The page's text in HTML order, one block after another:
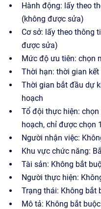
Hành động: lấy theo
(không được sửa)
Cơ sở: lấy theo thông
được sửa)
Mức độ ưu tiên: chọn
Thời hạn: thời gian
Thời gian bắt đầu dự
hoạch
Tổ đội thực hiện:
hoạch, chỉ được chọn
Người nhận việc:
Khu vực chức năng:
Tài sản: Không bắt
Người thực hiện:
Trạng thái: Không bắt
Mô tả: Không bắt buộc